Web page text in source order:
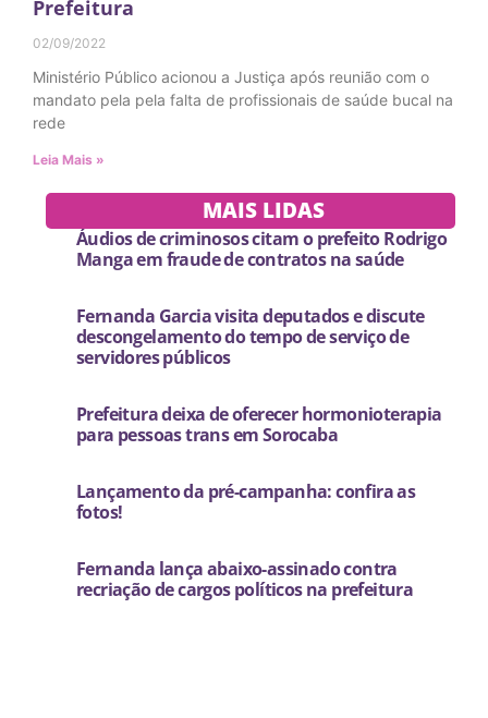
Prefeitura
02/09/2022
Ministério Público acionou a Justiça após reunião com o
mandato pela pela falta de profissionais de saúde bucal na
rede
Leia Mais »
MAIS LIDAS
Áudios de criminosos citam o prefeito Rodrigo
Manga em fraude de contratos na saúde
Fernanda Garcia visita deputados e discute
descongelamento do tempo de serviço de
servidores públicos
Prefeitura deixa de oferecer hormonioterapia
para pessoas trans em Sorocaba
Lançamento da pré-campanha: confira as
fotos!
Fernanda lança abaixo-assinado contra
recriação de cargos políticos na prefeitura